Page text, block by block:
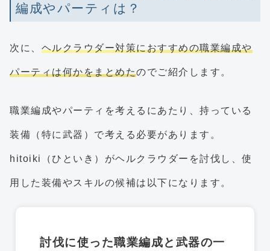
編成やパーティは？
次に、 ヘルクラウダー対策におすすめの職業編成や
パーティは何かをまとめたのでご紹介します。
職業編成やパーティを考えるにあたり、持っている
装備（特に武器）で考える必要があります。
hitoiki（ひといき）がヘルクラウダーを討伐し、使
用した装備やスキルの候補は以下になります。
討伐に使った職業編成と武器の一